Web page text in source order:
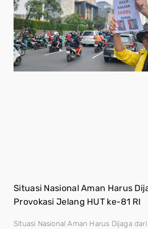
Situasi Nasional Aman Harus
Provokasi Jelang HUT ke-81 RI
Situasi Nasional Aman Harus Dijaga